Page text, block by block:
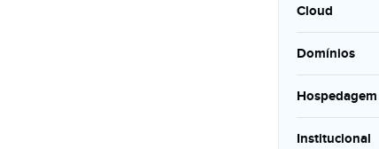
Cloud
Domínios
Hospedagem
Institucional